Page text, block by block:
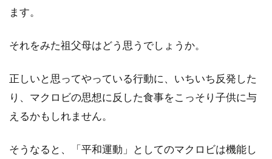
ます。
それをみた祖父母はどう思うでしょうか。
正しいと思ってやっている行動に、いちいち反発した
り、マクロビの思想に反した食事をこっそり子供に与
えるかもしれません。
そうなると、「平和運動」としてのマクロビは機能し